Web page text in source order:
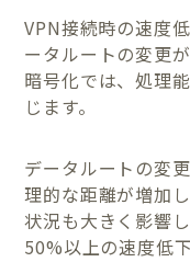
VPN接続時の速度
ータルートの変更
暗号化では、処理
じます。
データルートの変
理的な距離が増加
状況も大きく影響
50%以上の速度低